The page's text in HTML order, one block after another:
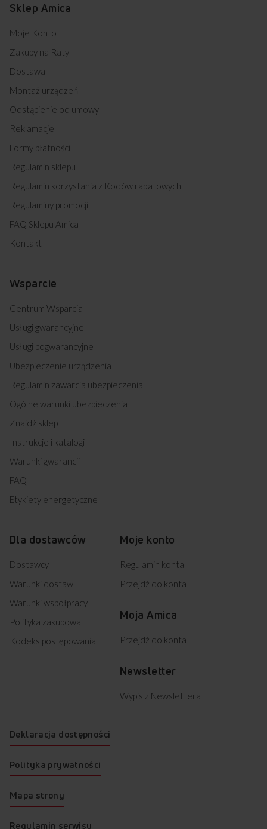
Sklep Amica
Moje Konto
Zakupy na Raty
Dostawa
Montaż urządzeń
Odstąpienie od umowy
Reklamacje
Formy płatności
Regulamin sklepu
Regulamin korzystania z Kodów rabatowych
Regulaminy promocji
FAQ Sklepu Amica
Kontakt
Wsparcie
Centrum Wsparcia
Usługi gwarancyjne
Usługi pogwarancyjne
Ubezpieczenie urządzenia
Regulamin zawarcia ubezpieczenia
Ogólne warunki ubezpieczenia
Znajdź sklep
Instrukcje i katalogi
Warunki gwarancji
FAQ
Etykiety energetyczne
Dla dostawców
Dostawcy
Warunki dostaw
Warunki współpracy
Polityka zakupowa
Kodeks postępowania
Moje konto
Regulamin konta
Przejdź do konta
Moja Amica
Przejdź do konta
Newsletter
Wypis z Newslettera
Deklaracja dostępności
Polityka prywatności
Mapa strony
Regulamin serwisu